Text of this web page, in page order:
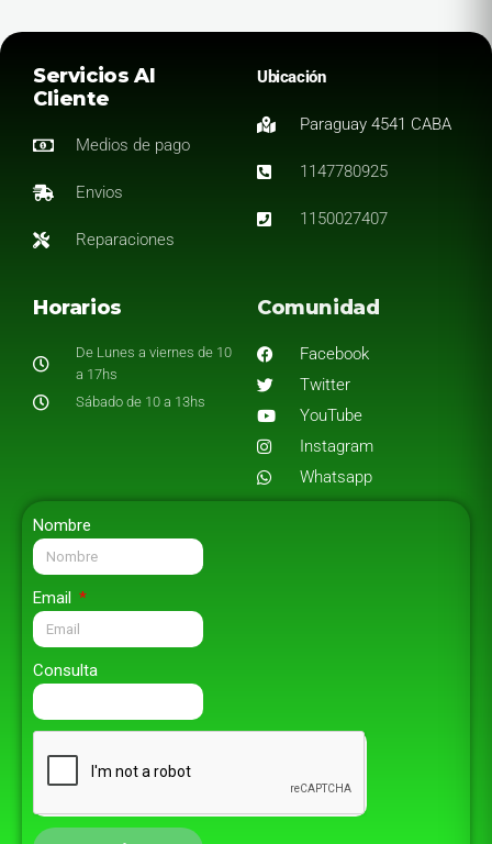
Servicios Al
Cliente
Medios de pago
Envios
Reparaciones
Ubicación
Paraguay 4541 CABA
1147780925
1150027407
Horarios
De Lunes a viernes de 10
a 17hs
Sábado de 10 a 13hs
Comunidad
Facebook
Twitter
YouTube
Instagram
Whatsapp
Nombre
Email
Consulta